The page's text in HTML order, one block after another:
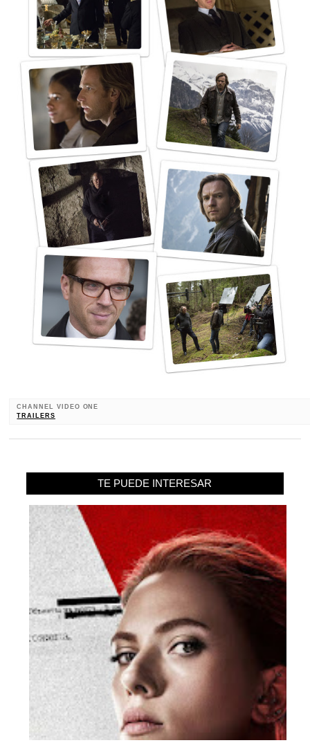
CHANNEL VIDEO ONE
TRAILERS
TE PUEDE INTERESAR